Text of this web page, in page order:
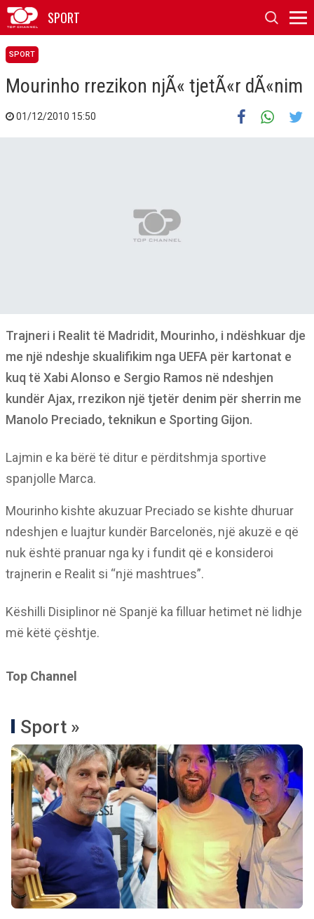
SPORT
SPORT
Mourinho rrezikon njÃ« tjetÃ«r dÃ«nim
01/12/2010 15:50
Trajneri i Realit të Madridit, Mourinho, i ndëshkuar dje
me një ndeshje skualifikim nga UEFA për kartonat e
kuq të Xabi Alonso e Sergio Ramos në ndeshjen
kundër Ajax, rrezikon një tjetër denim për sherrin me
Manolo Preciado, teknikun e Sporting Gijon.
Lajmin e ka bërë të ditur e përditshmja sportive
spanjolle Marca.
Mourinho kishte akuzuar Preciado se kishte dhuruar
ndeshjen e luajtur kundër Barcelonës, një akuzë e që
nuk është pranuar nga ky i fundit që e konsideroi
trajnerin e Realit si “një mashtrues”.
Këshilli Disiplinor në Spanjë ka filluar hetimet në lidhje
më këtë çështje.
Top Channel
Sport »